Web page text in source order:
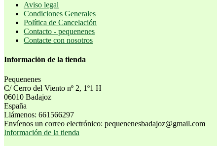
Aviso legal
Condiciones Generales
Política de Cancelación
Contacto - pequenenes
Contacte con nosotros
Información de la tienda
Pequenenes
C/ Cerro del Viento nº 2, 1º1 H
06010 Badajoz
España
Llámenos: 661566297
Envíenos un correo electrónico: pequenenesbadajoz@gmail.com
Información de la tienda